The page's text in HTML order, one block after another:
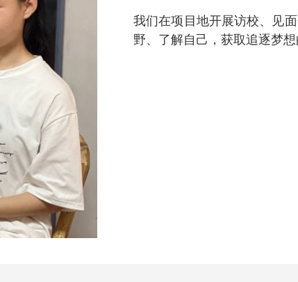
我们在项目地开展访校、见
野、了解自己，获取追逐梦想